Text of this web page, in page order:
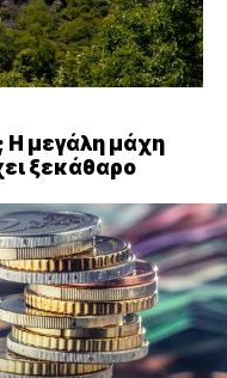
Η μεγάλη μάχη
ξεκάθαρο